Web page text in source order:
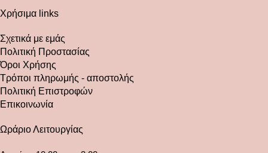
Χρήσιμα links
Σχετικά με εμάς
Πολιτική Προστασίας
Όροι Χρήσης
Τρόποι πληρωμής - αποστολής
Πολιτική Επιστροφών
Επικοινωνία
Ωράριο Λειτουργίας